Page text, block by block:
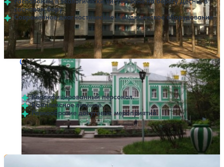
сосновом бору
Современное диагностическое и медицинское оборудование
Профилей лечения: 6 Крытый бассейн
Санаторий Вьюнки
47 отзывов
Клинцы
Квалифицированный персонал.
Комплексное лечение.
Разнообразие досуговых мероприятий.
Профилей лечения:7
Нет цен или свободных мест на выбранные даты
Выбрать другой вариант
Санаторий Белобережский детский